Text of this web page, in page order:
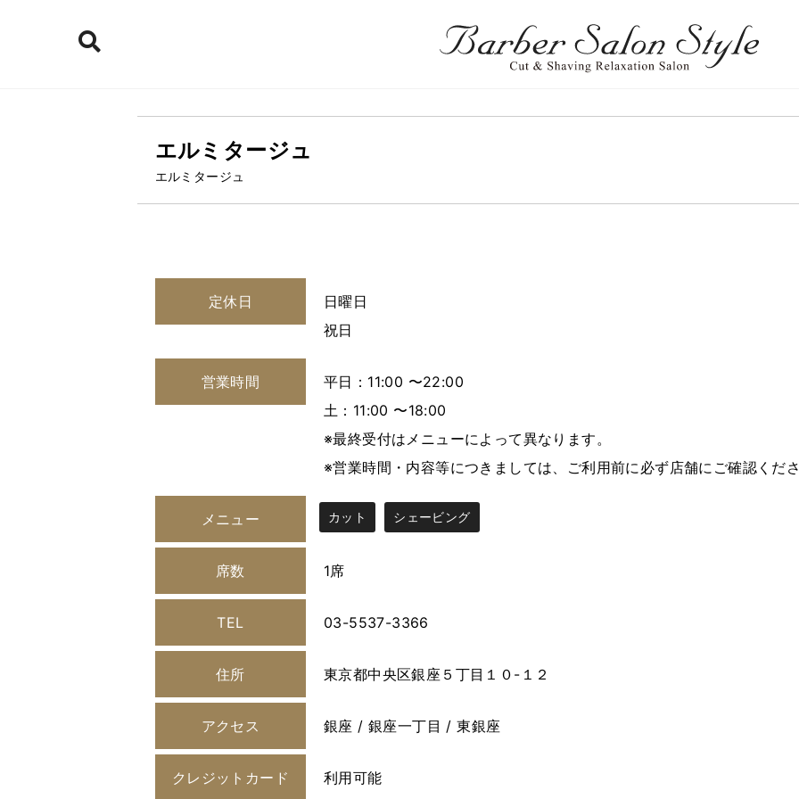
エルミタージュ
エルミタージュ
定休日
日曜日
祝日
営業時間
平日：11:00 〜22:00
土：11:00 〜18:00
※最終受付はメニューによって異なります。
※営業時間・内容等につきましては、ご利用前に必ず店舗にご確認くだ
メニュー カット シェービング
席数 1席
TEL 03-5537-3366
住所 東京都中央区銀座５丁目１０-１２
アクセス 銀座 / 銀座一丁目 / 東銀座
クレジットカード
利用可能